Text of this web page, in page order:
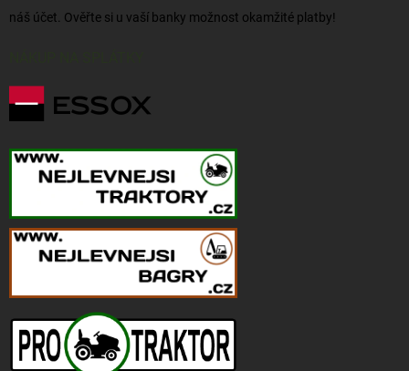
náš účet. Ověřte si u vaší banky možnost okamžité platby!